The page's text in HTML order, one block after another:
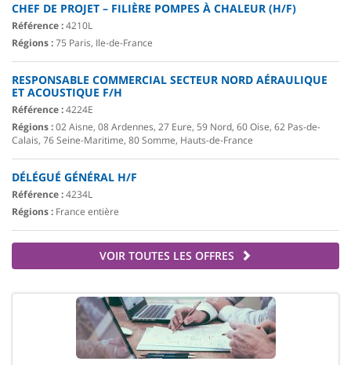
CHEF DE PROJET – FILIÈRE POMPES À CHALEUR (H/F)
Référence :4210L
Régions :75 Paris, Ile-de-France
RESPONSABLE COMMERCIAL SECTEUR NORD AÉRAULIQUE
ET ACOUSTIQUE F/H
Référence :4224E
Régions :02 Aisne, 08 Ardennes, 27 Eure, 59 Nord, 60 Oise, 62 Pas-de-
Calais, 76 Seine-Maritime, 80 Somme, Hauts-de-France
DÉLÉGUÉ GÉNÉRAL H/F
Référence :4234L
Régions : France entière
VOIR TOUTES LES OFFRES